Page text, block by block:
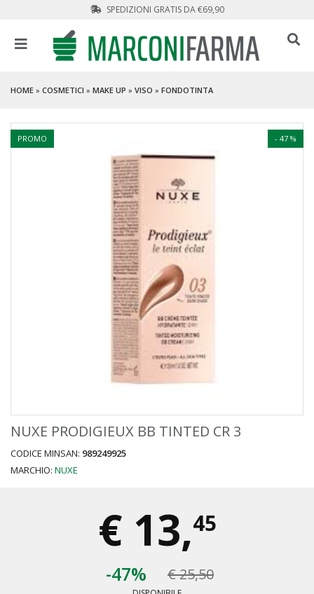
SPEDIZIONI GRATIS DA €69,90
HOME » COSMETICI » MAKE UP » VISO » FONDOTINTA
- 47 %
PROMO
NUXE PRODIGIEUX BB TINTED CR 3
CODICE MINSAN: 989249925
MARCHIO: NUXE
€ 13,45
-47% € 25,50